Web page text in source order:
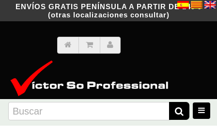
ENVÍOS GRATIS PENÍNSULA A PARTIR DE 149 €
(otras localizaciones consultar)